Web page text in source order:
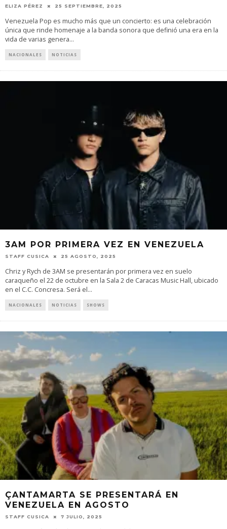
ELIZA PÉREZ 25 SEPTIEMBRE, 2025
Venezuela Pop es mucho más que un concierto: es una celebración
única que rinde homenaje a la banda sonora que definió una era en la
vida de varias genera...
NACIONALES NOTICIAS
3AM POR PRIMERA VEZ EN VENEZUELA
STAFF CUSICA 25 AGOSTO, 2025
Chriz y Rych de 3AM se presentarán por primera vez en suelo
caraqueño el 22 de octubre en la Sala 2 de Caracas Music Hall, ubicado
en el C.C. Concresa. Será el...
NACIONALES NOTICIAS SHOWS
ÇANTAMARTA SE PRESENTARÁ EN
VENEZUELA EN AGOSTO
STAFF CUSICA 7 JULIO, 2025